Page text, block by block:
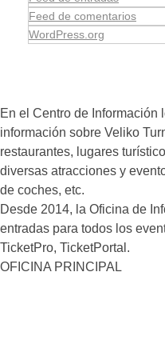
Feed de comentarios
WordPress.org
En el Centro de
información sobre Veliko
restaurantes, lugares
diversas atracciones y
de coches, etc.
Desde 2014, la Oficina de
entradas para todos los
TicketPro, TicketPortal.
OFICINA PRINCIPAL